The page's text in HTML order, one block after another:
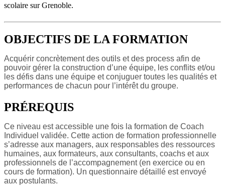
scolaire sur Grenoble.
OBJECTIFS DE LA FORMATION
Acquérir concrètement des outils et des process afin de
pouvoir gérer la construction d’une équipe, les conflits et/ou
les défis dans une équipe et conjuguer toutes les qualités et
performances de chacun pour l’intérêt du groupe.
PRÉREQUIS
Ce niveau est accessible une fois la formation de Coach
Individuel validée. Cette action de formation professionnelle
s’adresse aux managers, aux responsables des ressources
humaines, aux formateurs, aux consultants, coachs et aux
professionnels de l’accompagnement (en exercice ou en
cours de formation). Un questionnaire détaillé est envoyé
aux postulants.